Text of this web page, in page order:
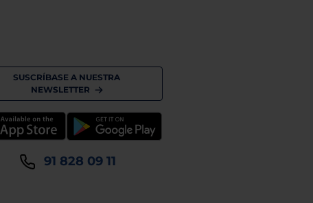
SUSCRÍBASE A NUESTRA
NEWSLETTER
91 828 09 11